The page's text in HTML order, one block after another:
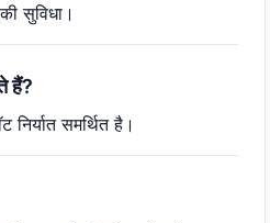
सुविधा।
हैं?
निर्यात समर्थित है।